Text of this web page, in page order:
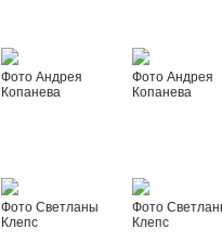
Фото Андрея
Копанева
Фото Андрея
Копанева
Фото Светланы
Клепс
Фото
Клепс